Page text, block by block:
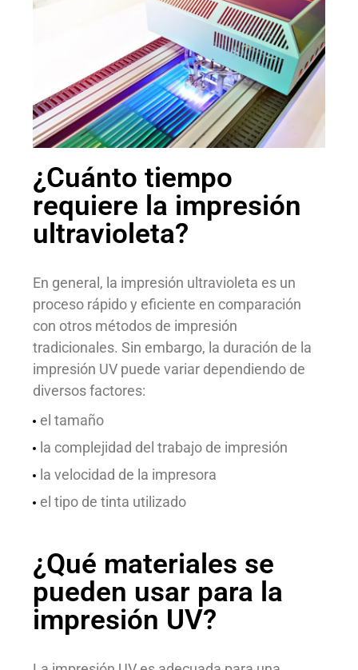
¿Cuánto tiempo
requiere la impresión
ultravioleta?
En general, la impresión ultravioleta es un
proceso rápido y eficiente en comparación
con otros métodos de impresión
tradicionales. Sin embargo, la duración de la
impresión UV puede variar dependiendo de
diversos factores:
el tamaño
la complejidad del trabajo de impresión
la velocidad de la impresora
el tipo de tinta utilizado
¿Qué materiales se
pueden usar para la
impresión UV?